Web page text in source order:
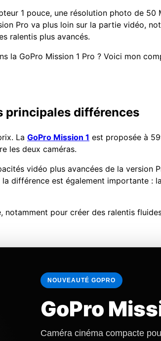
1 pouce, une résolution photo de 50
Pro va plus loin sur la partie vidéo,
ralentis plus avancés.
la GoPro Mission 1 Pro ? Voici mon
principales différences
La GoPro Mission 1 est proposée à
les deux caméras.
vidéo plus avancées de la version
différence est également importante :
pour créer des ralentis
NOUVEAUTÉ GOPRO
GoPro
Caméra cinéma compacte